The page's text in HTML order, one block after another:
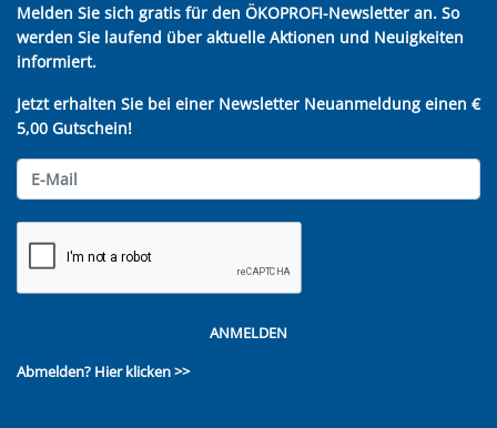
Melden Sie sich gratis für den ÖKOPROFI-Newsletter an. So
werden Sie laufend über aktuelle Aktionen und Neuigkeiten
informiert.
Jetzt erhalten Sie bei einer Newsletter Neuanmeldung einen €
5,00 Gutschein!
ANMELDEN
Abmelden? Hier klicken >>